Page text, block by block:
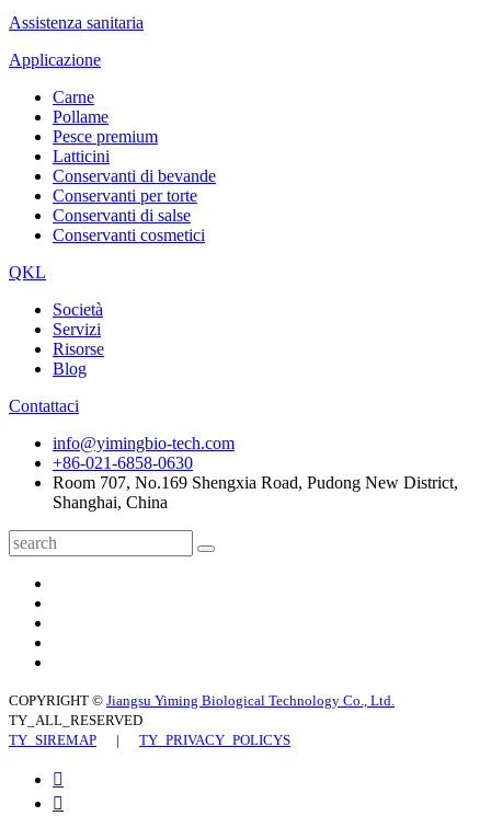
Assistenza sanitaria
Applicazione
Carne
Pollame
Pesce premium
Latticini
Conservanti di bevande
Conservanti per torte
Conservanti di salse
Conservanti cosmetici
QKL
Società
Servizi
Risorse
Blog
Contattaci
info@yimingbio-tech.com
+86-021-6858-0630
Room 707, No.169 Shengxia Road, Pudong New District,
Shanghai, China
COPYRIGHT © Jiangsu Yiming Biological Technology Co., Ltd.
TY_ALL_RESERVED
TY_SIREMAP | TY_PRIVACY_POLICYS

